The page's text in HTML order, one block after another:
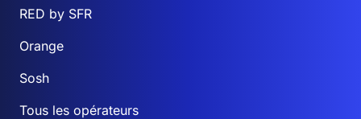
RED by SFR
Orange
Sosh
Tous les opérateurs